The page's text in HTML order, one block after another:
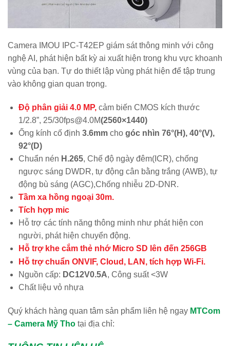
Camera IMOU IPC-T42EP giám sát thông minh với công
nghệ AI, phát hiện bất kỳ ai xuất hiện trong khu vực khoanh
vùng của bạn. Tự do thiết lập vùng phát hiện để tập trung
vào không gian quan trọng.
Độ phân giải 4.0 MP,cảm biến CMOS kích thước
1/2.8”, 25/30fps@4.0M(2560×1440)
Ống kính cố định 3.6mmcho góc nhìn 76°(H), 40°(V),
92°(D)
Chuẩn nén H.265, Chế độ ngày đêm(ICR), chống
ngược sáng DWDR, tự động cân bằng trắng (AWB), tự
động bù sáng (AGC),Chống nhiễu 2D-DNR.
Tầm xa hồng ngoại 30m.
Tích hợp mic
Hỗ trợ các tính năng thông minh như phát hiện con
người, phát hiện chuyển động.
Hỗ trợ khe cắm thẻ nhớ Micro SD lên đến 256GB
Hỗ trợ chuẩn ONVIF, Cloud, LAN, tích hợp Wi-Fi.
Nguồn cấp: DC12V0.5A, Công suất <3W
Chất liệu vỏ nhựa
Quý khách hàng quan tâm sản phẩm liên hệ ngay MTCom
– Camera Mỹ Tho tại địa chỉ: